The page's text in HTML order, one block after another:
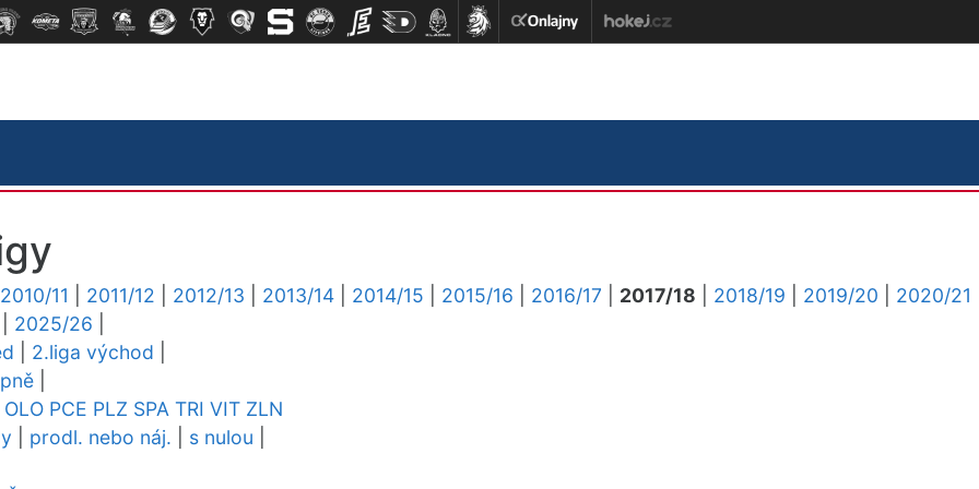
2010/11 2011/12 2012/13 2013/14 2014/15 2015/16 2016/17 2017/18 2018/19 2019/20
2020/21
2025/26
2.liga východ
OLO PCE PLZ SPA TRI VIT ZLN
prodl. nebo náj. s nulou